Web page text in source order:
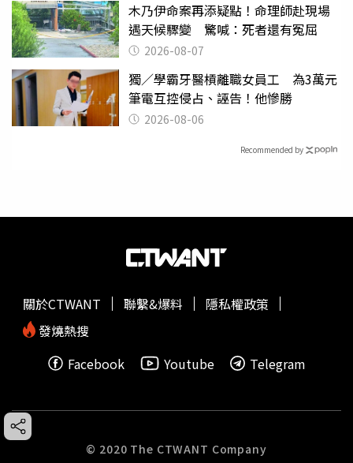
木乃伊命案再添疑點！命理師赴現場
遇天候驟變 驚喊：死者還有冤屈
2026-08-07
獨／學霸牙醫槓離職女員工 為3萬元
筆電互控侵占、誣告！他慘勝
2026-08-06
Recommended by
關於CTWANT 聯繫&爆料
隱私權政策
發燒熱搜
Facebook
Youtube Telegram
© 2020 The CTWANT Company